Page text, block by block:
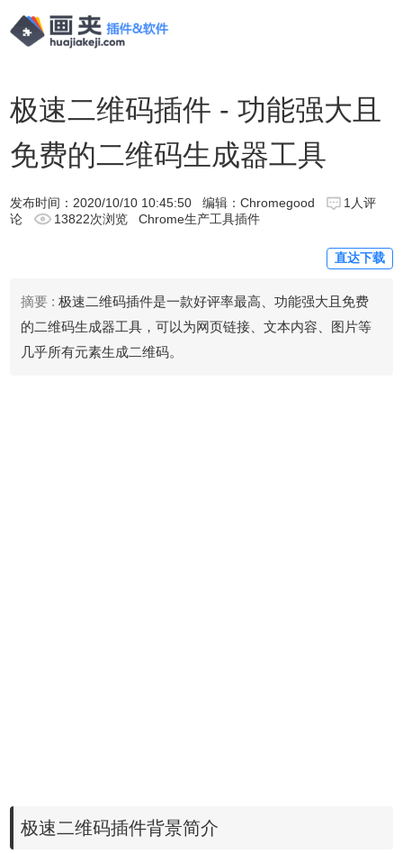
极速二维码插件 - 功能强大且
免费的二维码生成器工具
发布时间： 2020/10/10 10:45:50 编辑：Chromegood
1人评
论
13822次浏览 Chrome生产工具插件
直达下载
摘要 : 极速二维码插件是一款好评率最高、功能强大且免费
的二维码生成器工具，可以为网页链接、文本内容、图片等
几乎所有元素生成二维码。
极速二维码插件背景简介